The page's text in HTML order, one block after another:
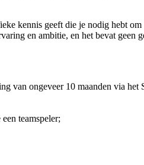
kennis geeft die je nodig hebt
en ambitie, en het bevat geen
van ongeveer 10 maanden via het
teamspeler;